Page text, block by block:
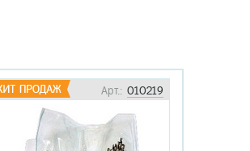
Арт.: 010219